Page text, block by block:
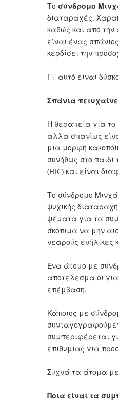
Το σύνδρομο
διαταραχές.
καθώς και από
είναι ένας
κερδίσει την
Γι' αυτό είναι
Σπάνια
Η θεραπεία για το
αλλά σπανίως
μια μορφή
συνήθως στο
(FIIC) και είναι
Το σύνδρομο
ψυχικής
ψέματα για τα
σκόπιμα να μην
νεαρούς ενήλικες
Ένα άτομο με
αποτέλεσμα οι
επέμβαση.
Κάποιος με
συμπεριφέρεται
επιθυμίας για
Συχνά τα άτομα
Ποια είναι τα